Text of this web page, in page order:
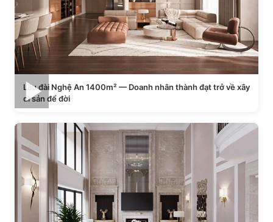
Lâu đài Nghệ An 1400m² — Doanh nhân thành đạt trở về xây
di sản để đời